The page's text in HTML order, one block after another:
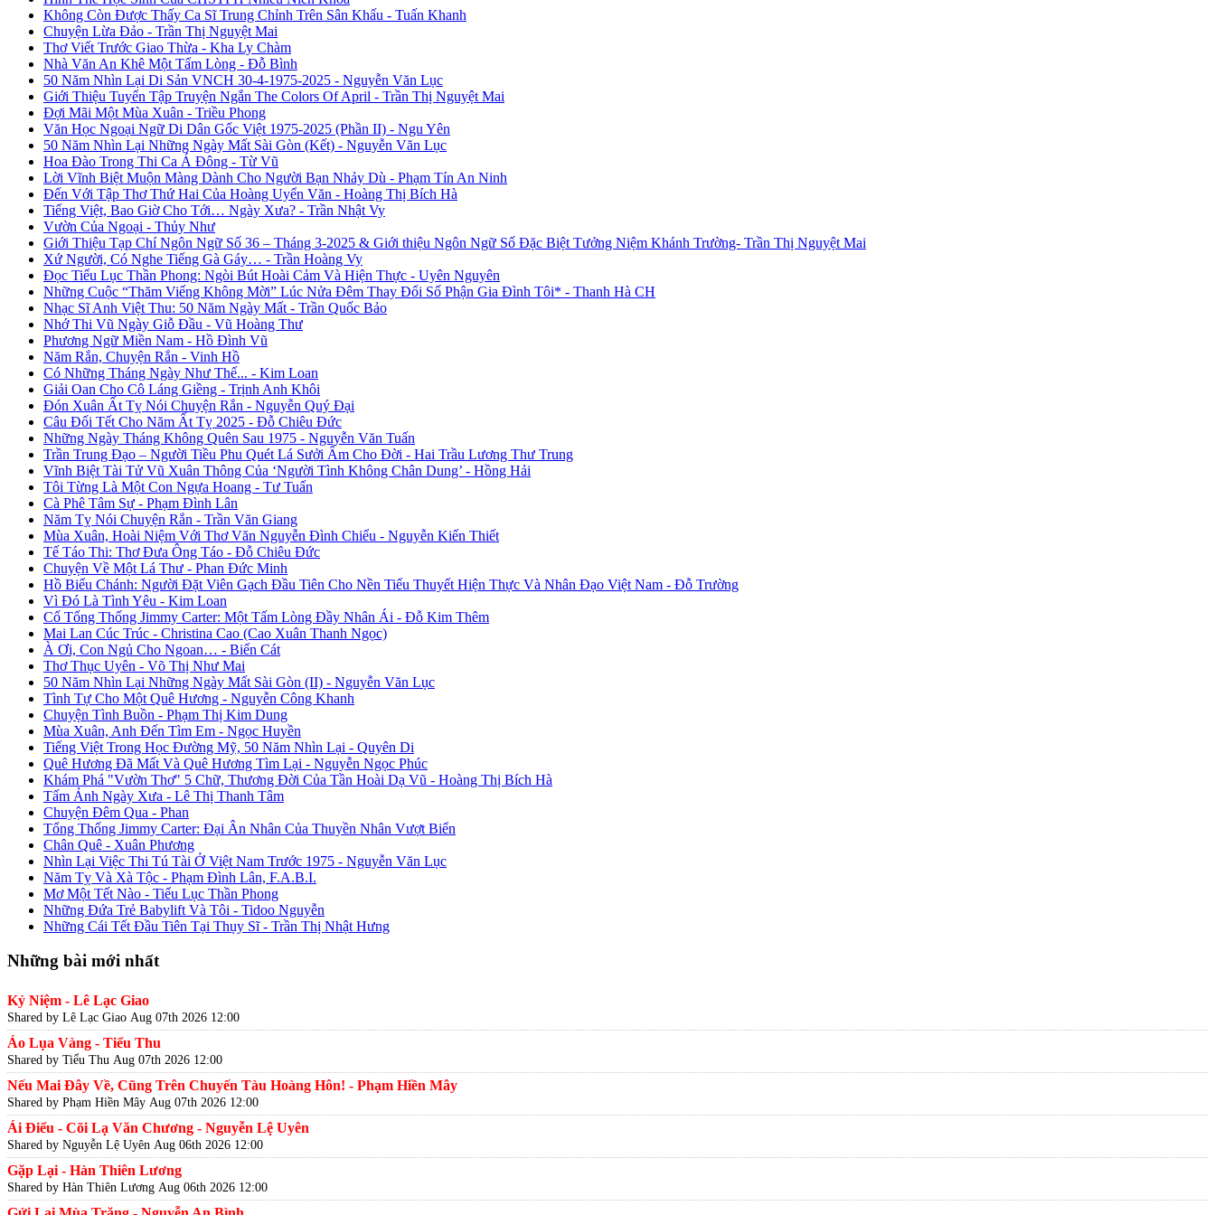
Không Còn Được Thấy Ca Sĩ Trung Chỉnh Trên Sân Khấu - Tuấn Khanh
Chuyện Lừa Đảo - Trần Thị Nguyệt Mai
Thơ Viết Trước Giao Thừa - Kha Ly Chàm
Nhà Văn An Khê Một Tấm Lòng - Đỗ Bình
50 Năm Nhìn Lại Di Sản VNCH 30-4-1975-2025 - Nguyễn Văn Lục
Giới Thiệu Tuyển Tập Truyện Ngắn The Colors Of April - Trần Thị Nguyệt Mai
Đợi Mãi Một Mùa Xuân - Triều Phong
Văn Học Ngoại Ngữ Di Dân Gốc Việt 1975-2025 (Phần II) - Ngu Yên
50 Năm Nhìn Lại Những Ngày Mất Sài Gòn (Kết) - Nguyễn Văn Lục
Hoa Đào Trong Thi Ca Á Đông - Từ Vũ
Lời Vĩnh Biệt Muộn Màng Dành Cho Người Bạn Nhảy Dù - Phạm Tín An Ninh
Đến Với Tập Thơ Thứ Hai Của Hoàng Uyển Văn - Hoàng Thị Bích Hà
Tiếng Việt, Bao Giờ Cho Tới… Ngày Xưa? - Trần Nhật Vy
Vườn Của Ngoại - Thủy Như
Giới Thiệu Tạp Chí Ngôn Ngữ Số 36 – Tháng 3-2025 & Giới thiệu Ngôn Ngữ Số Đặc Biệt Tưởng Niệm Khánh Trường- Trần Thị Nguyệt Mai
Xứ Người, Có Nghe Tiếng Gà Gáy… - Trần Hoàng Vy
Đọc Tiểu Lục Thần Phong: Ngòi Bút Hoài Cảm Và Hiện Thực - Uyên Nguyên
Những Cuộc “Thăm Viếng Không Mời” Lúc Nửa Đêm Thay Đổi Số Phận Gia Đình Tôi* - Thanh Hà CH
Nhạc Sĩ Anh Việt Thu: 50 Năm Ngày Mất - Trần Quốc Bảo
Nhớ Thi Vũ Ngày Giỗ Đầu - Vũ Hoàng Thư
Phương Ngữ Miền Nam - Hồ Đình Vũ
Năm Rắn, Chuyện Rắn - Vinh Hồ
Có Những Tháng Ngày Như Thế... - Kim Loan
Giải Oan Cho Cô Láng Giềng - Trịnh Anh Khôi
Đón Xuân Ất Tỵ Nói Chuyện Rắn - Nguyễn Quý Đại
Câu Đối Tết Cho Năm Ất Tỵ 2025 - Đỗ Chiêu Đức
Những Ngày Tháng Không Quên Sau 1975 - Nguyễn Văn Tuấn
Trần Trung Đạo – Người Tiều Phu Quét Lá Sưởi Ấm Cho Đời - Hai Trầu Lương Thư Trung
Vĩnh Biệt Tài Tử Vũ Xuân Thông Của ‘Người Tình Không Chân Dung’ - Hồng Hải
Tôi Từng Là Một Con Ngựa Hoang - Tư Tuấn
Cà Phê Tâm Sự - Phạm Đình Lân
Năm Tỵ Nói Chuyện Rắn - Trần Văn Giang
Mùa Xuân, Hoài Niệm Với Thơ Văn Nguyễn Đình Chiểu - Nguyễn Kiến Thiết
Tế Táo Thi: Thơ Đưa Ông Táo - Đỗ Chiêu Đức
Chuyện Về Một Lá Thư - Phan Đức Minh
Hồ Biểu Chánh: Người Đặt Viên Gạch Đầu Tiên Cho Nền Tiểu Thuyết Hiện Thực Và Nhân Đạo Việt Nam - Đỗ Trường
Vì Đó Là Tình Yêu - Kim Loan
Cố Tổng Thống Jimmy Carter: Một Tấm Lòng Đầy Nhân Ái - Đỗ Kim Thêm
Mai Lan Cúc Trúc - Christina Cao (Cao Xuân Thanh Ngọc)
À Ơi, Con Ngủ Cho Ngoan… - Biển Cát
Thơ Thục Uyên - Võ Thị Như Mai
50 Năm Nhìn Lại Những Ngày Mất Sài Gòn (II) - Nguyễn Văn Lục
Tình Tự Cho Một Quê Hương - Nguyễn Công Khanh
Chuyện Tình Buồn - Phạm Thị Kim Dung
Mùa Xuân, Anh Đến Tìm Em - Ngọc Huyền
Tiếng Việt Trong Học Đường Mỹ, 50 Năm Nhìn Lại - Quyên Di
Quê Hương Đã Mất Và Quê Hương Tìm Lại - Nguyễn Ngọc Phúc
Khám Phá "Vườn Thơ" 5 Chữ, Thương Đời Của Tần Hoài Dạ Vũ - Hoàng Thị Bích Hà
Tấm Ảnh Ngày Xưa - Lê Thị Thanh Tâm
Chuyện Đêm Qua - Phan
Tổng Thống Jimmy Carter: Đại Ân Nhân Của Thuyền Nhân Vượt Biển
Chân Quê - Xuân Phương
Nhìn Lại Việc Thi Tú Tài Ở Việt Nam Trước 1975 - Nguyễn Văn Lục
Năm Tỵ Và Xà Tộc - Phạm Đình Lân, F.A.B.I.
Mơ Một Tết Nào - Tiểu Lục Thần Phong
Những Đứa Trẻ Babylift Và Tôi - Tidoo Nguyễn
Những Cái Tết Đầu Tiên Tại Thụy Sĩ - Trần Thị Nhật Hưng
Những bài mới nhất
Kỷ Niệm - Lê Lạc Giao
Shared by Lê Lạc Giao Aug 07th 2026 12:00
Áo Lụa Vàng - Tiểu Thu
Shared by Tiểu Thu Aug 07th 2026 12:00
Nếu Mai Đây Về, Cũng Trên Chuyến Tàu Hoàng Hôn! - Phạm Hiền Mây
Shared by Phạm Hiền Mây Aug 07th 2026 12:00
Ái Điểu - Cõi Lạ Văn Chương - Nguyễn Lệ Uyên
Shared by Nguyễn Lệ Uyên Aug 06th 2026 12:00
Gặp Lại - Hàn Thiên Lương
Shared by Hàn Thiên Lương Aug 06th 2026 12:00